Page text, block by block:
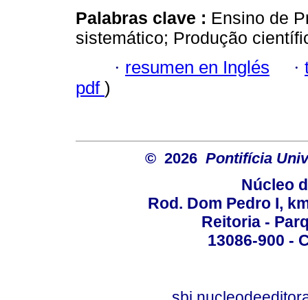
Palabras clave : Ensino de
sistemático; Produção
· resumen en Inglés ·
pdf )
© 2026 Pontifícia
Núcleo
Rod. Dom Pedro I,
Reitoria -
13086-900 -